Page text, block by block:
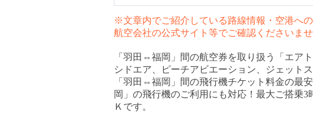
※文章内でご紹介している路線情報・空港へ
航空会社の公式サイト等でご確認くださいませ
「羽田⇔福岡」間の航空券を取り扱う「エア
シドエア、ピーチアビエーション、ジェット
「羽田⇔福岡」間の飛行機チケット料金の最
岡」の飛行機のご利用にも対応！最大ご搭乗
Ｋです。